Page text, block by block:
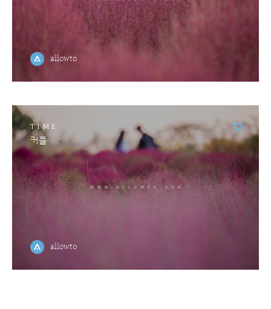
allowto
TIME
커플
allowto